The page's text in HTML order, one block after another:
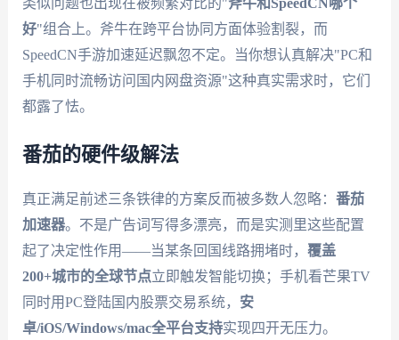
好"组合上。斧牛在跨平台协同方面体验割裂，而
SpeedCN手游加速延迟飘忽不定。当你想认真解决"PC和
手机同时流畅访问国内网盘资源"这种真实需求时，它们
都露了怯。
番茄的硬件级解法
真正满足前述三条铁律的方案反而被多数人忽略： 番茄
加速器。不是广告词写得多漂亮，而是实测里这些配置
起了决定性作用——当某条回国线路拥堵时， 覆盖
200+城市的全球节点立即触发智能切换；手机看芒果TV
同时用PC登陆国内股票交易系统， 安
卓/iOS/Windows/mac全平台支持实现四开无压力。